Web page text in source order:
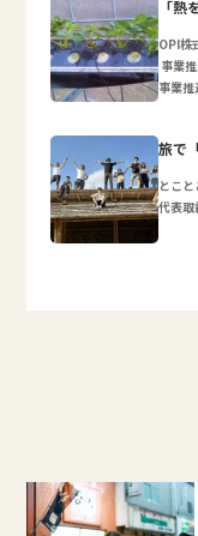
「
OPI株
事業
事業
旅で
とこ
代表取